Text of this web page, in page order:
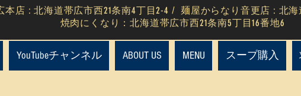
本店 : 北海道帯広市西21条南4丁目2-4 / 麺屋からなり音更店 : 北海
​焼肉にくなり：北海道帯広市西21条南5丁目16番地6
YouTubeチャンネル ABOUT US MENU スープ購入